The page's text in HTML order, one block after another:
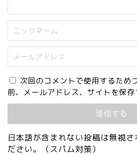
次回のコメントで使用するため
前、メールアドレス、サイトを保存
日本語が含まれない投稿は無視さ
ださい。（スパム対策）